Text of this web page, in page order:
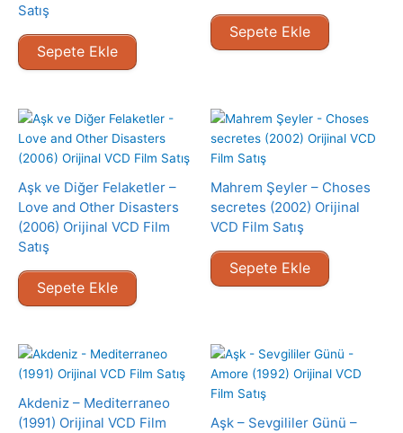
Satış
Sepete Ekle
Sepete Ekle
Aşk ve Diğer Felaketler –
Love and Other Disasters
(2006) Orijinal VCD Film
Satış
Sepete Ekle
Mahrem Şeyler – Choses
secretes (2002) Orijinal
VCD Film Satış
Sepete Ekle
Akdeniz – Mediterraneo
(1991) Orijinal VCD Film
Aşk – Sevgililer Günü –